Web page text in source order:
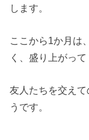
します。
ここから1か月は
く、盛り上がって
友人たちを交え
うです。